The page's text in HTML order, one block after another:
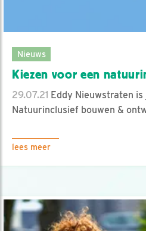
Nieuws
Kiezen voor een
29.07.21 Eddy Nieuwstraten
Natuurinclusief bouwen &
lees meer